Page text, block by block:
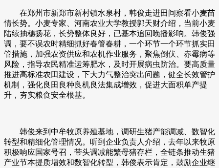
在郑州市新郑市新村镇水泉村，韩俊走进田间察看小麦苗
情长势。小麦专家、河南农业大学教授郭天财介绍，当前小麦
陆续抽穗扬花，长势整体良好，已基本追回晚播影响。韩俊强
调，要不误农时精细抓好春管春耕，一个环节一个环节抓实田
管措施，加强农资供应和农机作业服务，聚焦倒伏、赤霉病等
风险，指导农民精准运筹肥水，及时开展病虫防治。要高质量
推进高标准农田建设，下大力气整治突出问题，健全长效管护
机制，强化良田良种良机良法集成增效，促进大面积单产提
升，夯实粮食安全根基。
韩俊来到中牟牧原养殖基地，调研生猪产能调减、数智化
转型和精细化管理情况。听到企业负责人介绍，去年以来牧原
积极响应国家号召，带头调减能繁母猪存栏，全链条推动生猪
产业节本提质增效和数智化转型，韩俊表示肯定，鼓励企业继